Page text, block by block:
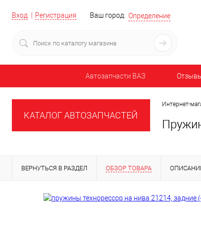
Вход Регистрация Ваш город: Определение
Автозапчасти ВАЗ
КАТАЛОГ АВТОЗАПЧАСТЕЙ
Интернет-
ВЕРНУТЬСЯ В РАЗДЕЛ ОБЗОР ТОВАРА